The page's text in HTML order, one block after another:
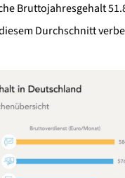
Bruttojahresgehalt
Durchschnitt